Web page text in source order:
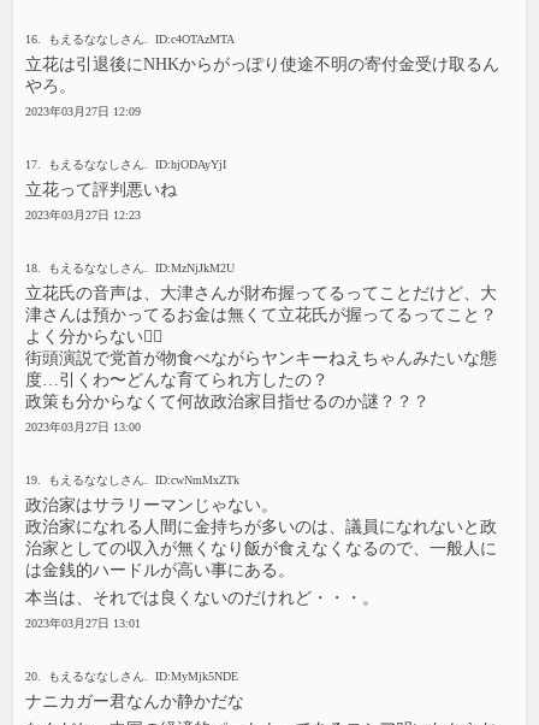
16. もえるななしさん. ID:c4OTAzMTA
立花は引退後にNHKからがっぽり使途不明の寄付金受け取るん
やろ。
2023年03月27日 12:09
17. もえるななしさん. ID:hjODAyYjI
立花って評判悪いね
2023年03月27日 12:23
18. もえるななしさん. ID:MzNjJkM2U
立花氏の音声は、大津さんが財布握ってるってことだけど、大
津さんは預かってるお金は無くて立花氏が握ってるってこと？
よく分からない🤷‍♀️
街頭演説で党首が物食べながらヤンキーねえちゃんみたいな態
度…引くわ〜どんな育てられ方したの？
政策も分からなくて何故政治家目指せるのか謎？？？
2023年03月27日 13:00
19. もえるななしさん. ID:cwNmMxZTk
政治家はサラリーマンじゃない。
政治家になれる人間に金持ちが多いのは、議員になれないと政
治家としての収入が無くなり飯が食えなくなるので、一般人に
は金銭的ハードルが高い事にある。
本当は、それでは良くないのだけれど・・・。
2023年03月27日 13:01
20. もえるななしさん. ID:MyMjk5NDE
ナニカガー君なんか静かだな